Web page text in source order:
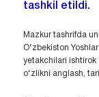
tashkil etildi.
Mazkur tashrifda
O‘zbekiston
yetakchilari ishtirok
o‘zlikni anglash,